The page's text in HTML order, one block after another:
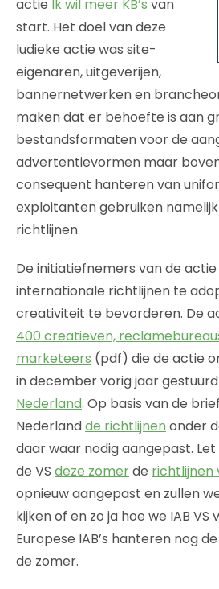
actie Ik wil meer KB’s van
start. Het doel van deze
ludieke actie was site-
eigenaren, uitgeverijen,
bannernetwerken en
maken dat er behoefte is aan
bestandsformaten voor de
advertentievormen maar
consequent hanteren van
exploitanten gebruiken
richtlijnen.
De initiatiefnemers van de
internationale richtlijnen te
creativiteit te bevorderen. De
400 creatieven,
marketeers (pdf) die de actie
in december vorig jaar
Nederland. Op basis van de
Nederlandde richtlijnen onder
daar waar nodig aangepast. Let
de VS deze zomerde richtlijnen
opnieuw aangepast en zullen
kijken of en zo ja hoe we IAB VS
Europese IAB’s hanteren nog
de zomer.